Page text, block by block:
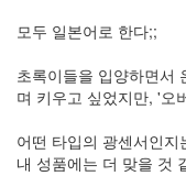
모두 일본어로 한다;;
초록이들을 입양하면서
며 키우고 싶었지만, '오
어떤 타입의 광센서인
내 성품에는 더 맞을 것